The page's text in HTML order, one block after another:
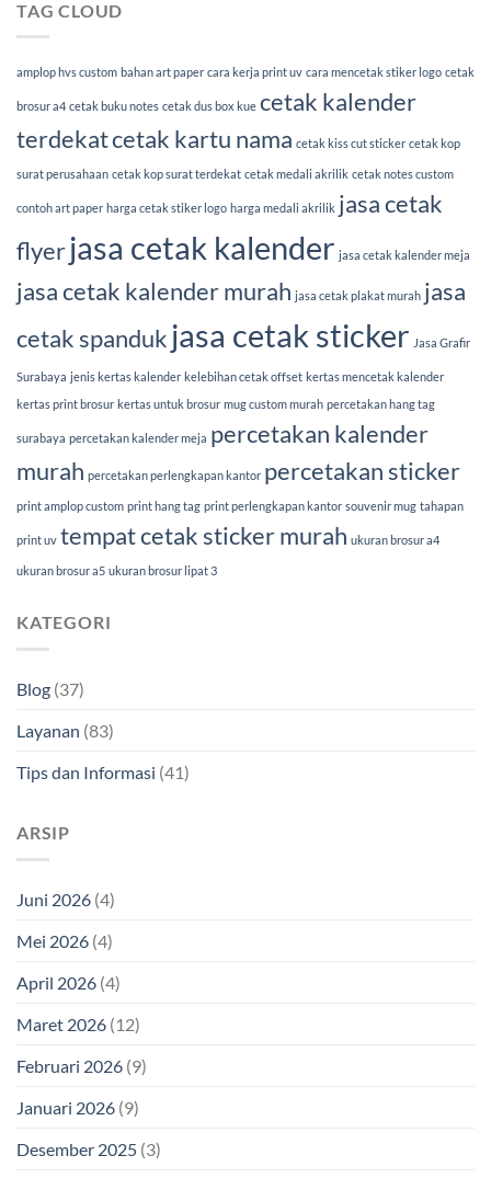
TAG CLOUD
amplop hvs custom bahan art paper cara kerja print uv cara mencetak stiker logo cetak
brosur a4 cetak buku notes cetak dus box kue cetak kalender
terdekatcetak kartu nama cetak kiss cut sticker cetak kop
surat perusahaan cetak kop surat terdekat cetak medali akrilik cetak notes custom
contoh art paper harga cetak stiker logo harga medali akrilik jasa cetak
flyerjasa cetak kalender jasa cetak kalender meja
jasa cetak kalender murah jasa cetak plakat murah jasa
cetak spanduk jasa cetak sticker Jasa Grafir
Surabaya jenis kertas kalender kelebihan cetak offset kertas mencetak kalender
kertas print brosur kertas untuk brosur mug custom murah percetakan hang tag
surabaya percetakan kalender meja percetakan kalender
murah percetakan perlengkapan kantor percetakan sticker
print amplop custom print hang tag print perlengkapan kantor souvenir mug tahapan
print uv tempat cetak sticker murah ukuran brosur a4
ukuran brosur a5 ukuran brosur lipat 3
KATEGORI
Blog (37)
Layanan (83)
Tips dan Informasi (41)
ARSIP
Juni 2026 (4)
Mei 2026 (4)
April 2026 (4)
Maret 2026 (12)
Februari 2026 (9)
Januari 2026 (9)
Desember 2025 (3)